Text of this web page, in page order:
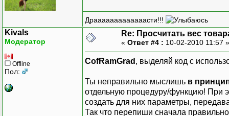
Драаааааааааааасти!!!
Kivals
Модератор
Offline
Пол:
Re: Просчитать вес
« Ответ #4 : 10-02-2010 11:57
CofRamGrad , выделяй код с
Ты неправильно мыслишь в
отдельную процедуру/функцию! При
создать для них параметры,
Так что перепиши сначала